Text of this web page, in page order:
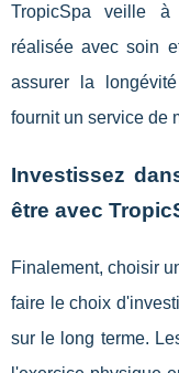
TropicSpa veille
réalisée avec soin
assurer la
fournit un service de
Investissez
être avec
Finalement, choisir
faire le choix
sur le long terme.